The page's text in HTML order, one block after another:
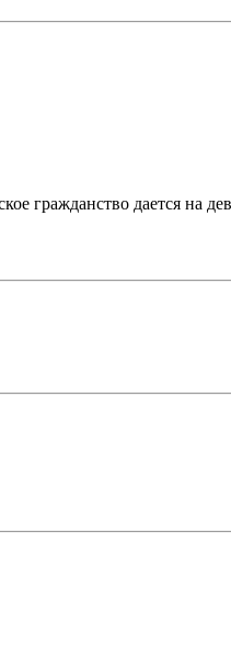
гражданство дается на